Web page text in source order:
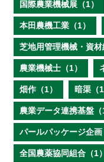
国際農業機械展（1）
本田農機工業（1）
芝地用管理機械・資材
農業機械士（1）
畑作（1） 暗渠（1
農業データ連携基盤（
パールパッケージ企画
全国農薬協同組合（1）